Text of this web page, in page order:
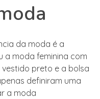
da moda é a
a moda feminina com
preto e a bolsa
definiram uma
a moda